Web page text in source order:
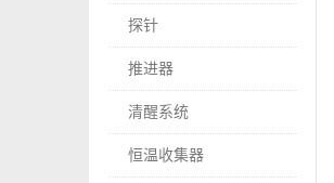
探针
推进器
清醒系统
恒温收集器